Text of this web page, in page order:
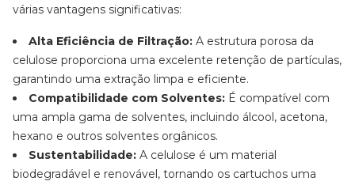
várias vantagens significativas:
Alta Eficiência de Filtração: A estrutura porosa da
celulose proporciona uma excelente retenção de partículas,
garantindo uma extração limpa e eficiente.
Compatibilidade com Solventes: É compatível com
uma ampla gama de solventes, incluindo álcool, acetona,
hexano e outros solventes orgânicos.
Sustentabilidade: A celulose é um material
biodegradável e renovável, tornando os cartuchos uma